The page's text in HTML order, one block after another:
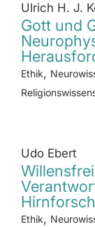
Ulrich H. J.
Gott und
Ethik,
Udo Ebert
Ethik,